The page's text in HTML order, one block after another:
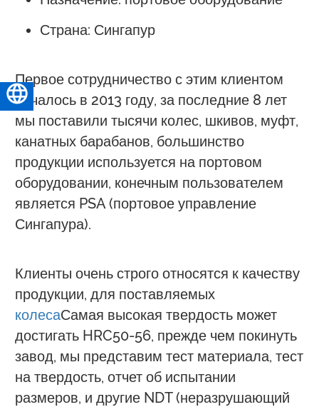
Страна: Сингапур
Первое сотрудничество с этим клиентом
началось в 2013 году, за последние 8 лет
мы поставили тысячи колес, шкивов, муфт,
канатных барабанов, большинство
продукции используется на портовом
оборудовании, конечным пользователем
является PSA (портовое управление
Сингапура).
Клиенты очень строго относятся к качеству
продукции, для поставляемых
колесаСамая высокая твердость может
достигать HRC50-56, прежде чем покинуть
завод, мы представим тест материала, тест
на твердость, отчет об испытании
размеров, и другие NDT (неразрушающий
Русский